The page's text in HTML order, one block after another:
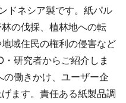
ドネシア製です。紙パル
の伐採、植林地への転
域住民の権利の侵害など
研究者からご紹介しま
働きかけ、ユーザー企
ます。責任ある紙製品調